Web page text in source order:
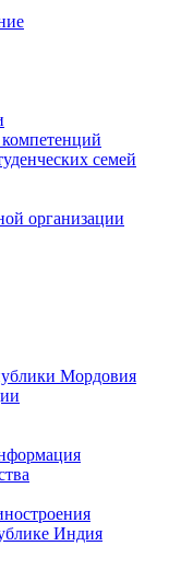
семей
организации
Мордовия
Индия